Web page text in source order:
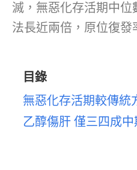
滅，無惡化存活期中
法長近兩倍，原位復發
目錄
無惡化存活期較傳統
乙醇傷肝 僅三四成